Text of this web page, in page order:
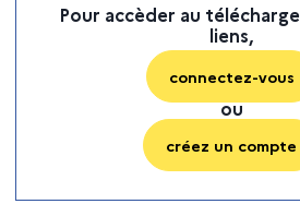
Pour accèder au
liens,
connectez-vous
ou
créez un compte